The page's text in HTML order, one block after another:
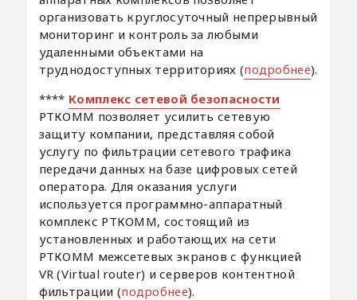
организовать круглосуточный непрерывный
мониторинг и контроль за любыми
удаленными объектами на
труднодоступных территориях (подробнее).
**** Комплекс сетевой безопасности
РТКОММ позволяет усилить сетевую
защиту компании, представляя собой
услугу по фильтрации сетевого трафика
передачи данных на базе цифровых сетей
оператора. Для оказания услуги
используется программно-аппаратный
комплекс РТКОММ, состоящий из
установленных и работающих на сети
РТКОММ межсетевых экранов с функцией
VR (Virtual router) и серверов контентной
фильтрации (подробнее).